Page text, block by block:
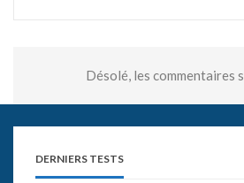
Désolé, les commentaires
DERNIERS TESTS